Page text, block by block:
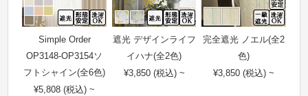
Simple Order
OP3148-OP3154ソ
フトシャイン(全6色)
¥5,808 (税込) ~
遮光 デザインライフ
イハナ(全2色)
¥3,850 (税込) ~
完全遮光 ノエル(全2
色)
¥3,850 (税込) ~